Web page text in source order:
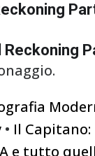
Reckoning
• Il
e tutto